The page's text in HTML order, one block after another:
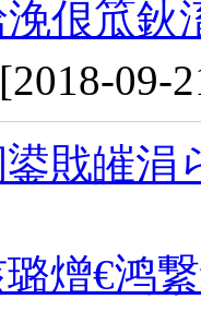
佷笟
[2018-09-
戝皠
璐熷€鸿